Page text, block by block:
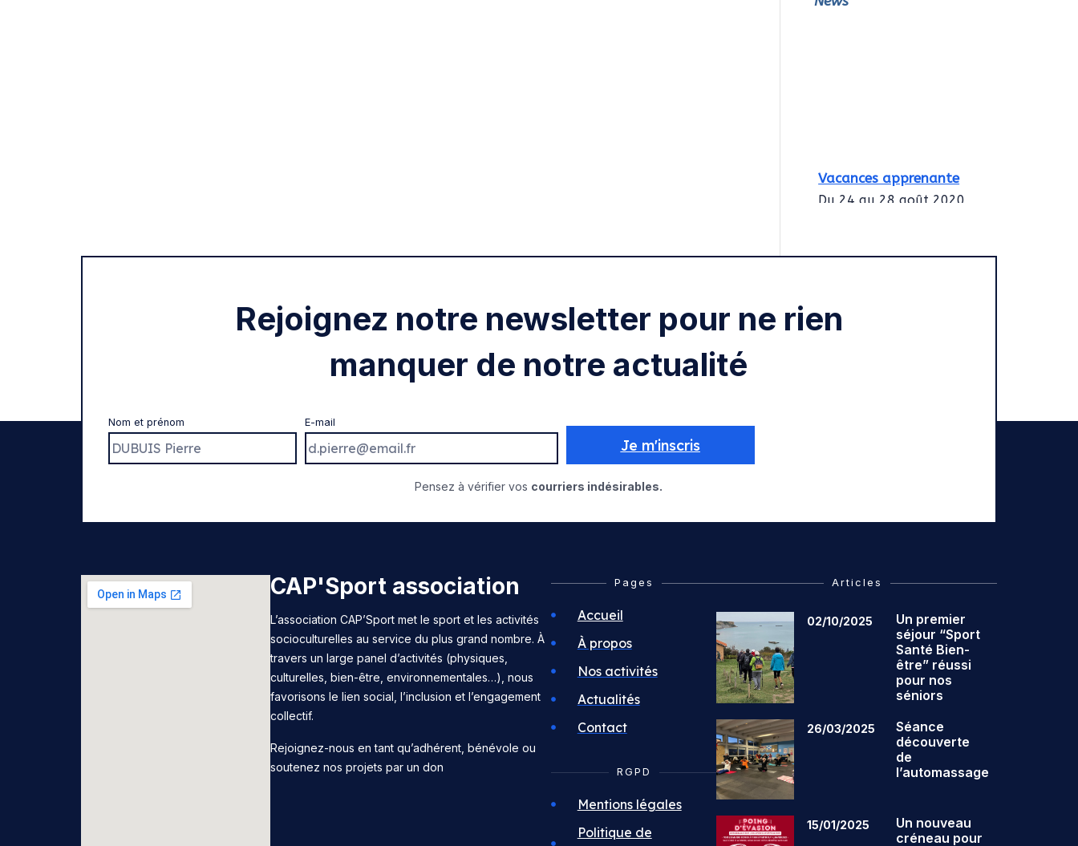
Vacances apprenante
Du 24 au 28 août 2020
services civiques
Rejoignez notre newsletter pour ne rien
manquer de notre actualité
Nom et prénom E-mail
Je m'inscris
Pensez à vérifier vos courriers indésirables.
CAP'Sport association
L’association CAP’Sport met le sport et les activités
socioculturelles au service du plus grand nombre. À
travers un large panel d’activités (physiques,
culturelles, bien-être, environnementales…), nous
favorisons le lien social, l’inclusion et l’engagement
collectif.
Rejoignez-nous en tant qu’adhérent, bénévole ou
soutenez nos projets par un don
Pages
Accueil
À propos
Nos activités
Actualités
Contact
RGPD
Mentions légales
Politique de
Articles
02/10/2025
Un premier
séjour “Sport
Santé Bien-
être” réussi
pour nos
séniors
26/03/2025
Séance
découverte
de
l’automassage
15/01/2025
Un nouveau
créneau pour